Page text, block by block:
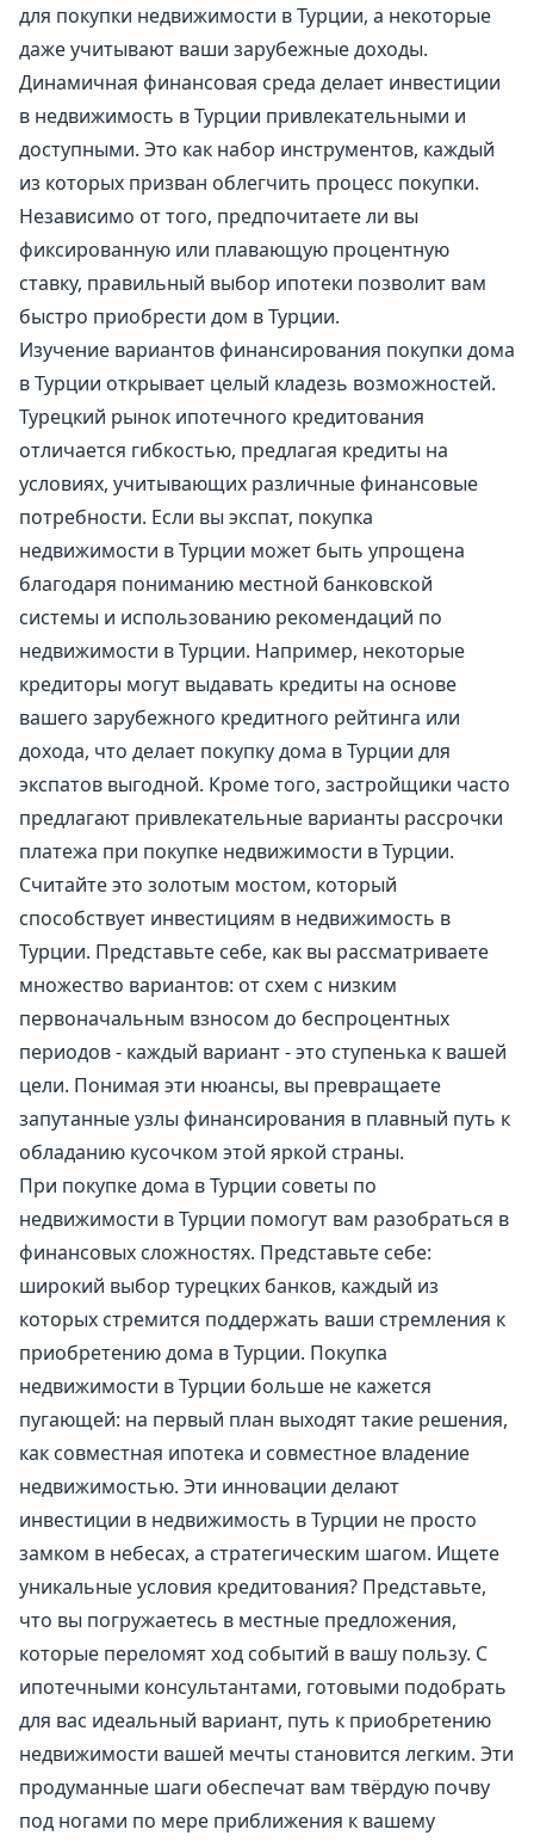
для покупки недвижимости в Турции, а некоторые
даже учитывают ваши зарубежные доходы.
Динамичная финансовая среда делает инвестиции
в недвижимость в Турции привлекательными и
доступными. Это как набор инструментов, каждый
из которых призван облегчить процесс покупки.
Независимо от того, предпочитаете ли вы
фиксированную или плавающую процентную
ставку, правильный выбор ипотеки позволит вам
быстро приобрести дом в Турции.
Изучение вариантов финансирования покупки дома
в Турции открывает целый кладезь возможностей.
Турецкий рынок ипотечного кредитования
отличается гибкостью, предлагая кредиты на
условиях, учитывающих различные финансовые
потребности. Если вы экспат, покупка
недвижимости в Турции может быть упрощена
благодаря пониманию местной банковской
системы и использованию рекомендаций по
недвижимости в Турции. Например, некоторые
кредиторы могут выдавать кредиты на основе
вашего зарубежного кредитного рейтинга или
дохода, что делает покупку дома в Турции для
экспатов выгодной. Кроме того, застройщики часто
предлагают привлекательные варианты рассрочки
платежа при покупке недвижимости в Турции.
Считайте это золотым мостом, который
способствует инвестициям в недвижимость в
Турции. Представьте себе, как вы рассматриваете
множество вариантов: от схем с низким
первоначальным взносом до беспроцентных
периодов - каждый вариант - это ступенька к вашей
цели. Понимая эти нюансы, вы превращаете
запутанные узлы финансирования в плавный путь к
обладанию кусочком этой яркой страны.
При покупке дома в Турции советы по
недвижимости в Турции помогут вам разобраться в
финансовых сложностях. Представьте себе:
широкий выбор турецких банков, каждый из
которых стремится поддержать ваши стремления к
приобретению дома в Турции. Покупка
недвижимости в Турции больше не кажется
пугающей: на первый план выходят такие решения,
как совместная ипотека и совместное владение
недвижимостью. Эти инновации делают
инвестиции в недвижимость в Турции не просто
замком в небесах, а стратегическим шагом. Ищете
уникальные условия кредитования? Представьте,
что вы погружаетесь в местные предложения,
которые переломят ход событий в вашу пользу. С
ипотечными консультантами, готовыми подобрать
для вас идеальный вариант, путь к приобретению
недвижимости вашей мечты становится легким. Эти
продуманные шаги обеспечат вам твёрдую почву
под ногами по мере приближения к вашему